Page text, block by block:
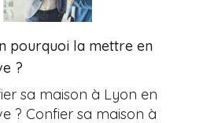
pourquoi la mettre en
?
sa maison à Lyon en
? Confier sa maison à